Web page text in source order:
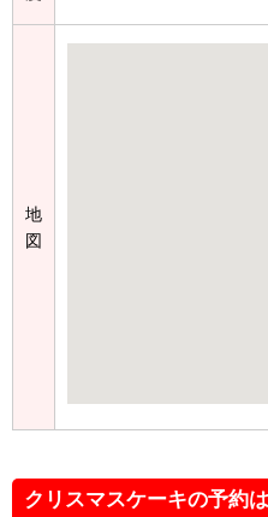
地
図
クリスマスケーキの予約